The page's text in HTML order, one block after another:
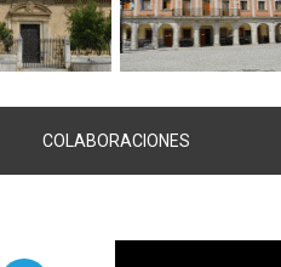
COLABORACIONES